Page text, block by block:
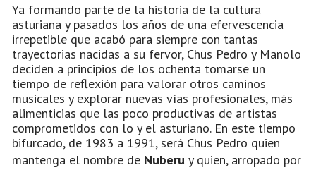
Ya formando parte de la historia de la cultura
asturiana y pasados los años de una efervescencia
irrepetible que acabó para siempre con tantas
trayectorias nacidas a su fervor, Chus Pedro y Manolo
deciden a principios de los ochenta tomarse un
tiempo de reflexión para valorar otros caminos
musicales y explorar nuevas vías profesionales, más
alimenticias que las poco productivas de artistas
comprometidos con lo y el asturiano. En este tiempo
bifurcado, de 1983 a 1991, será Chus Pedro quien
mantenga el nombre de Nuberu y quien, arropado por